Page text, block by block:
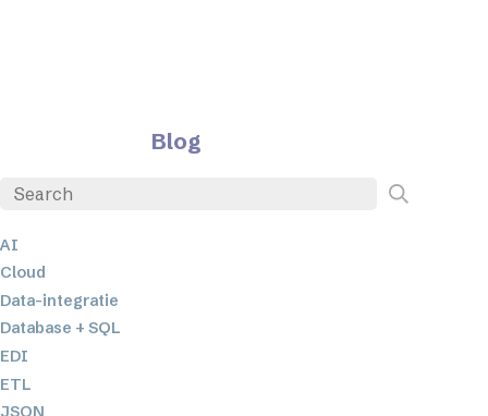
Blog
AI
Cloud
Data-integratie
Database + SQL
EDI
ETL
JSON